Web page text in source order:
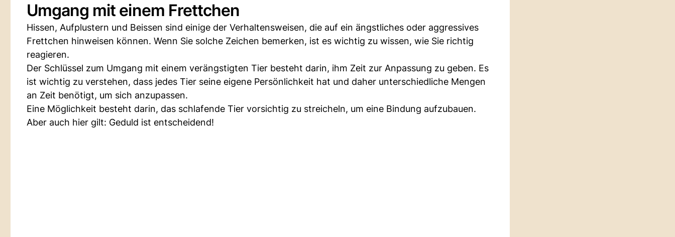
Umgang mit einem Frettchen
Hissen, Aufplustern und Beissen sind einige der Verhaltensweisen, die auf ein ängstliches oder aggressives
Frettchen hinweisen können. Wenn Sie solche Zeichen bemerken, ist es wichtig zu wissen, wie Sie richtig
reagieren.
Der Schlüssel zum Umgang mit einem verängstigten Tier besteht darin, ihm Zeit zur Anpassung zu geben. Es
ist wichtig zu verstehen, dass jedes Tier seine eigene Persönlichkeit hat und daher unterschiedliche Mengen
an Zeit benötigt, um sich anzupassen.
Eine Möglichkeit besteht darin, das schlafende Tier vorsichtig zu streicheln, um eine Bindung aufzubauen.
Aber auch hier gilt: Geduld ist entscheidend!